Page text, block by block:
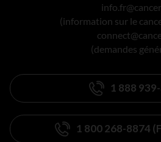
(information sur le
(demandes
1 888
1 800 268-8874